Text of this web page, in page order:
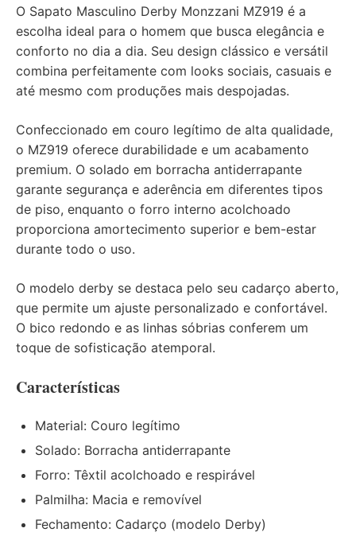
O Sapato Masculino Derby Monzzani MZ919 é a
escolha ideal para o homem que busca elegância e
conforto no dia a dia. Seu design clássico e versátil
combina perfeitamente com looks sociais, casuais e
até mesmo com produções mais despojadas.
Confeccionado em couro legítimo de alta qualidade,
o MZ919 oferece durabilidade e um acabamento
premium. O solado em borracha antiderrapante
garante segurança e aderência em diferentes tipos
de piso, enquanto o forro interno acolchoado
proporciona amortecimento superior e bem-estar
durante todo o uso.
O modelo derby se destaca pelo seu cadarço aberto,
que permite um ajuste personalizado e confortável.
O bico redondo e as linhas sóbrias conferem um
toque de sofisticação atemporal.
Características
Material: Couro legítimo
Solado: Borracha antiderrapante
Forro: Têxtil acolchoado e respirável
Palmilha: Macia e removível
Fechamento: Cadarço (modelo Derby)